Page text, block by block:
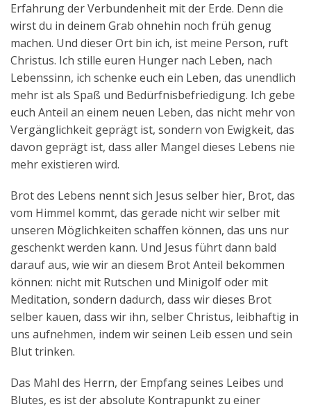
Erfahrung der Verbundenheit mit der Erde. Denn die
wirst du in deinem Grab ohnehin noch früh genug
machen. Und dieser Ort bin ich, ist meine Person, ruft
Christus. Ich stille euren Hunger nach Leben, nach
Lebenssinn, ich schenke euch ein Leben, das unendlich
mehr ist als Spaß und Bedürfnisbefriedigung. Ich gebe
euch Anteil an einem neuen Leben, das nicht mehr von
Vergänglichkeit geprägt ist, sondern von Ewigkeit, das
davon geprägt ist, dass aller Mangel dieses Lebens nie
mehr existieren wird.
Brot des Lebens nennt sich Jesus selber hier, Brot, das
vom Himmel kommt, das gerade nicht wir selber mit
unseren Möglichkeiten schaffen können, das uns nur
geschenkt werden kann. Und Jesus führt dann bald
darauf aus, wie wir an diesem Brot Anteil bekommen
können: nicht mit Rutschen und Minigolf oder mit
Meditation, sondern dadurch, dass wir dieses Brot
selber kauen, dass wir ihn, selber Christus, leibhaftig in
uns aufnehmen, indem wir seinen Leib essen und sein
Blut trinken.
Das Mahl des Herrn, der Empfang seines Leibes und
Blutes, es ist der absolute Kontrapunkt zu einer